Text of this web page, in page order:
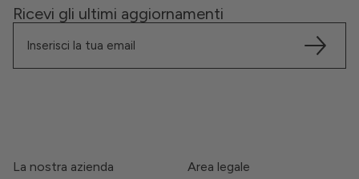
Ricevi gli ultimi aggiornamenti
La nostra azienda Area legale